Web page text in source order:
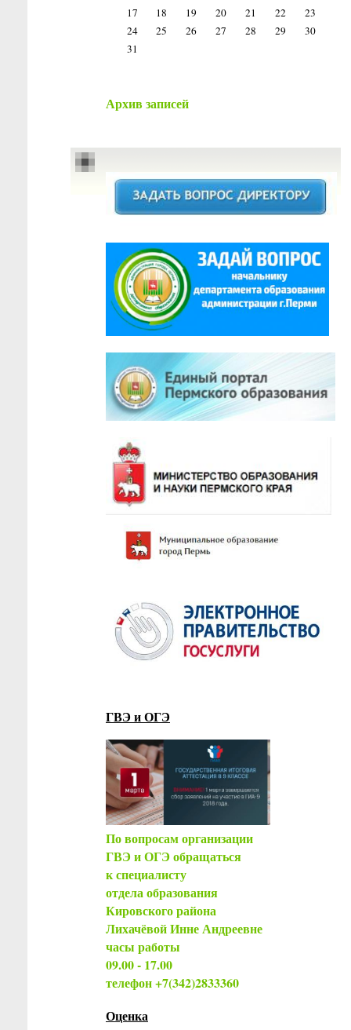
17
18 19 20 21 22
23
24
25 26 27 28 29
30
31
Архив записей
ГВЭ и ОГЭ
По вопросам организации
ГВЭ и ОГЭ обращаться
к специалисту
отдела образования
Кировского района
Лихачёвой Инне Андреевне
часы работы
09.00 - 17.00
телефон +7(342)2833360
Оценка